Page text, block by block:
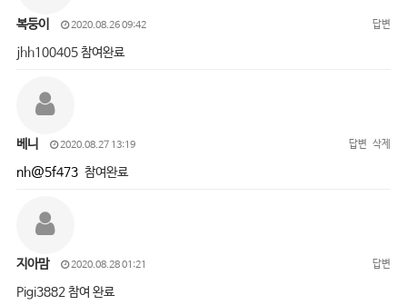
복둥이 2020.08.26 09:42 답변
jhh100405 참여완료
베니 2020.08.27 13:19 답변 삭제
nh@5f473참여완료
지아맘 2020.08.28 01:21 답변
Pigi3882 참여 완료